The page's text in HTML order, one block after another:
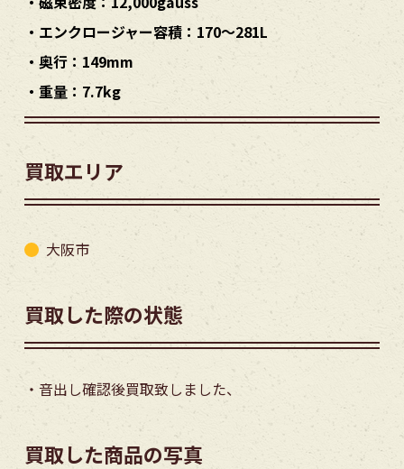
・エンクロージャー容積：170～281L
・奥行：149mm
・重量：7.7kg
買取エリア
大阪市
買取した際の状態
・音出し確認後買取致しました、
買取した商品の写真